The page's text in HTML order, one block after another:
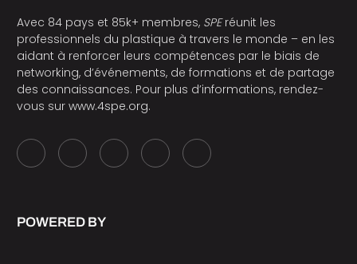
Avec 84 pays et 85k+ membres, SPEréunit les
professionnels du plastique à travers le monde – en les
aidant à renforcer leurs compétences par le biais de
networking, d’événements, de formations et de partage
des connaissances. Pour plus d’informations, rendez-
vous sur www.4spe.org.
POWERED BY